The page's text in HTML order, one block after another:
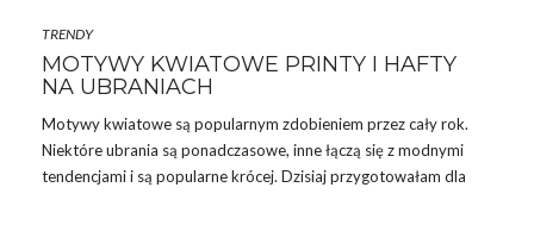
TRENDY
MOTYWY KWIATOWE PRINTY I HAFTY
NA UBRANIACH
Motywy kwiatowe są popularnym zdobieniem przez cały rok.
Niektóre ubrania są ponadczasowe, inne łączą się z modnymi
tendencjami i są popularne krócej. Dzisiaj przygotowałam dla